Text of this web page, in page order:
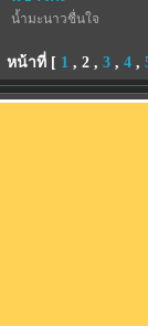
น้ำมะนาวชื่นใจ
หน้าที่ [ 1 , 2 , 3 , 4 ,